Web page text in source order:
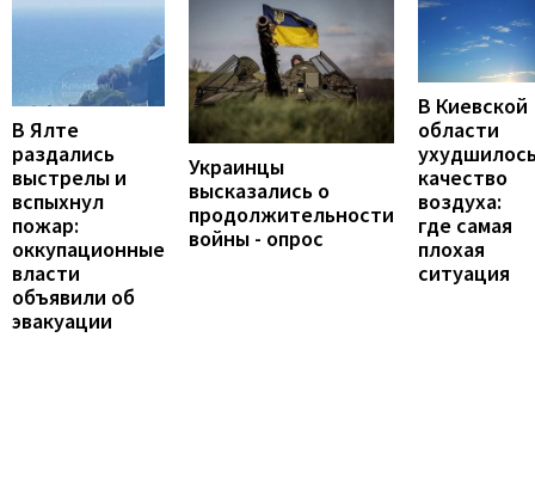
В Ялте
раздались
выстрелы и
вспыхнул
пожар:
оккупационные
власти
объявили об
эвакуации
Украинцы
высказались о
продолжительности
войны - опрос
В Киевской
области
качество
воздуха:
где самая
плохая
ситуация